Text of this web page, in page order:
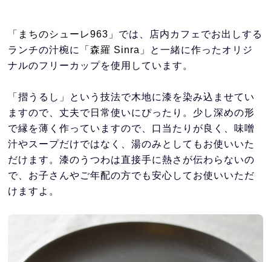
「まちのシューレ963」 では、店内カフェでお出しする
ランチの汁椀に
「森羅 Sinra」 と一緒に作ったオリジ
ナルのフリーカップを使用しています。
「摺うるし」という技法で木地に漆を染み込ませてい
ますので、丈夫で日常使いにぴったり。少し深めの形
で縁を薄く作っていますので、口当たりが良く、味噌
汁やスープだけではなく、湯のみとしてもお使いいた
だけます。漆のうつわは直接手に熱さが伝わらないの
で、お子さんやご年配の方でも安心してお使いいただ
けますよ。